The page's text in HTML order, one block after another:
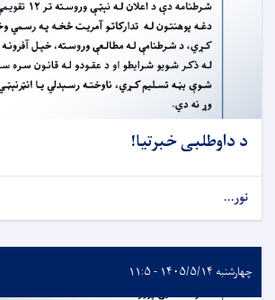
د داوطلبی خبرتیا!
نور...
چهارشنبه ۱۴۰۵/۵/۱۴ - ۱۱:۵